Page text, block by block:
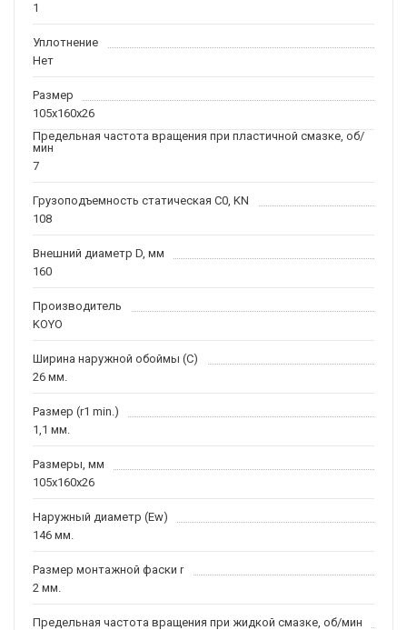
1
Уплотнение
Нет
Размер
105x160x26
Предельная частота вращения при пластичной смазке, об/
мин
7
Грузоподъемность статическая C0, KN
108
Внешний диаметр D, мм
160
Производитель
KOYO
Ширина наружной обоймы (C)
26 мм.
Размер (r1 min.)
1,1 мм.
Размеры, мм
105x160x26
Наружный диаметр (Ew)
146 мм.
Размер монтажной фаски r
2 мм.
Предельная частота вращения при жидкой смазке, об/мин